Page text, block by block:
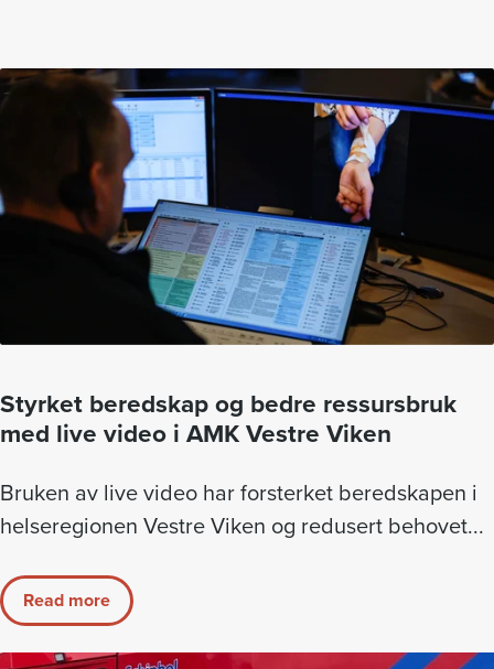
Styrket beredskap og bedre ressursbruk
med live video i AMK Vestre Viken
Bruken av live video har forsterket beredskapen i
helseregionen Vestre Viken og redusert behovet...
Read more